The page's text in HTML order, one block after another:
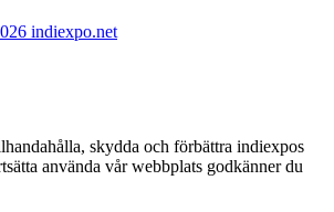
indiexpo.net
skydda och förbättra indiexpos
använda vår webbplats godkänner du